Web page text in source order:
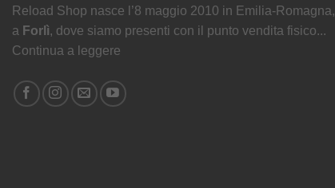
Reload Shop nasce l’8 maggio 2010 in Emilia-Romagna,
a Forlì, dove siamo presenti con il punto vendita fisico...
Continua a leggere